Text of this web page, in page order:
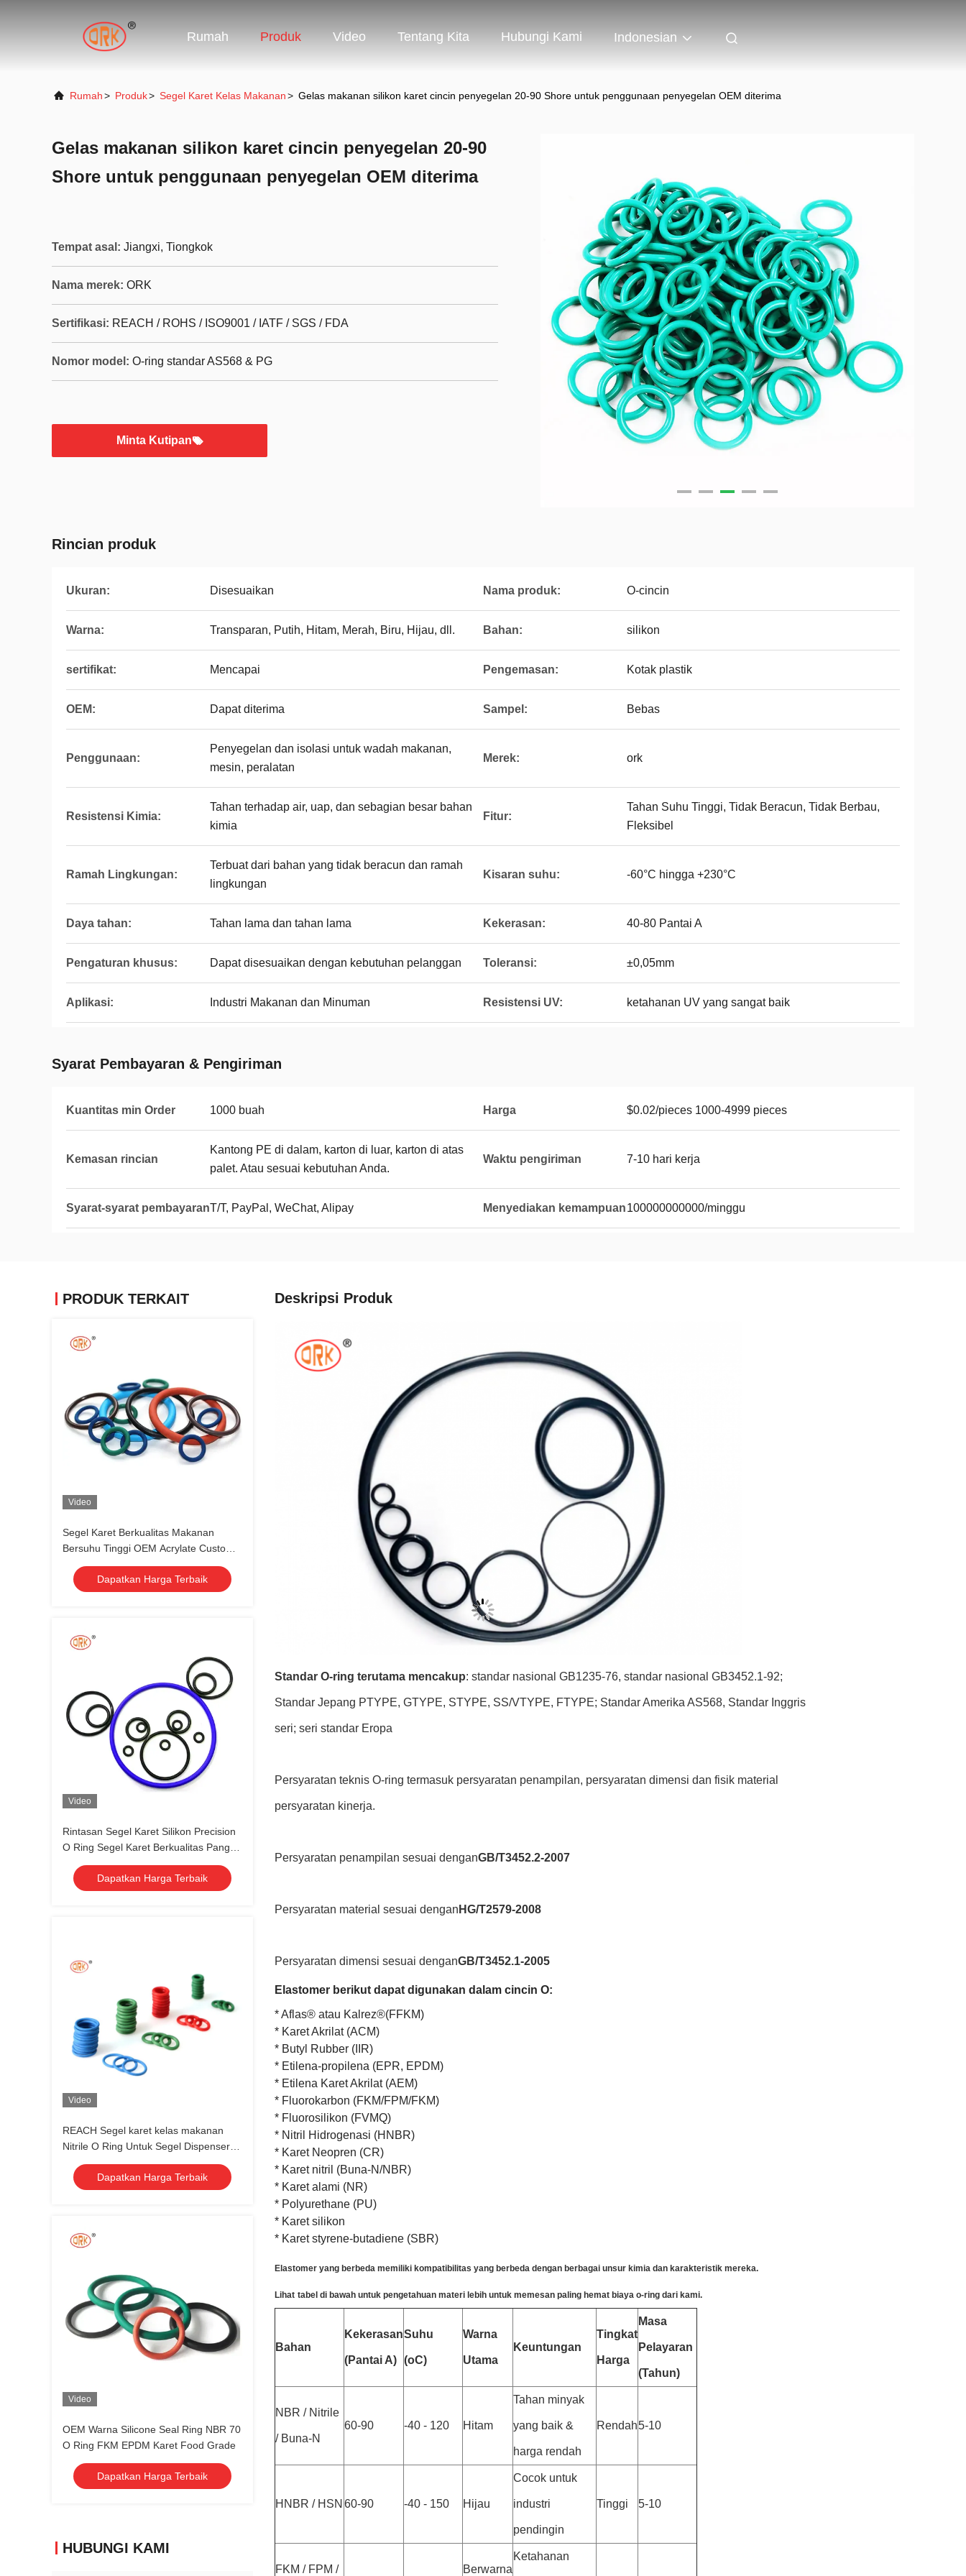
Rumah Produk Video Tentang Kita Hubungi Kami Indonesian
Rumah> Produk> Segel Karet Kelas Makanan> Gelas makanan silikon karet cincin penyegelan 20-90 Shore untuk penggunaan penyegelan OEM diterima
Gelas makanan silikon karet cincin penyegelan 20-90
Shore untuk penggunaan penyegelan OEM diterima
Tempat asal: Jiangxi, Tiongkok
Nama merek: ORK
Sertifikasi: REACH / ROHS / ISO9001 / IATF / SGS / FDA
Nomor model: O-ring standar AS568 & PG
Minta Kutipan
Rincian produk
Ukuran: Disesuaikan Nama produk: O-cincin
Warna: Transparan, Putih, Hitam, Merah, Biru, Hijau, dll. Bahan: silikon
sertifikat: Mencapai Pengemasan: Kotak plastik
OEM: Dapat diterima Sampel: Bebas
Penggunaan:
Penyegelan dan isolasi untuk wadah makanan,
mesin, peralatan
Merek: ork
Resistensi Kimia:
Tahan terhadap air, uap, dan sebagian besar bahan
kimia
Fitur:
Tahan Suhu Tinggi, Tidak Beracun, Tidak Berbau,
Fleksibel
Ramah Lingkungan:
Terbuat dari bahan yang tidak beracun dan ramah
lingkungan
Kisaran suhu: -60°C hingga +230°C
Daya tahan: Tahan lama dan tahan lama Kekerasan: 40-80 Pantai A
Pengaturan khusus: Dapat disesuaikan dengan kebutuhan pelanggan Toleransi: ±0,05mm
Aplikasi: Industri Makanan dan Minuman Resistensi UV: ketahanan UV yang sangat baik
Syarat Pembayaran & Pengiriman
Kuantitas min Order 1000 buah Harga $0.02/pieces 1000-4999 pieces
Kemasan rincian
Kantong PE di dalam, karton di luar, karton di atas
palet. Atau sesuai kebutuhan Anda.
Waktu pengiriman 7-10 hari kerja
Syarat-syarat pembayaranT/T, PayPal, WeChat, Alipay Menyediakan kemampuan100000000000/minggu
PRODUK TERKAIT
Video
Segel Karet Berkualitas Makanan
Bersuhu Tinggi OEM Acrylate Custom
Karet Cincin FKM
Dapatkan Harga Terbaik
Video
Rintasan Segel Karet Silikon Precision
O Ring Segel Karet Berkualitas Pangan
NBR FFKM FKM EPDM
Dapatkan Harga Terbaik
Video
REACH Segel karet kelas makanan
Nitrile O Ring Untuk Segel Dispenser
Dapatkan Harga Terbaik
Video
OEM Warna Silicone Seal Ring NBR 70
O Ring FKM EPDM Karet Food Grade
Dapatkan Harga Terbaik
HUBUNGI KAMI
Deskripsi Produk
Standar O-ring terutama mencakup: standar nasional GB1235-76, standar nasional GB3452.1-92;
Standar Jepang PTYPE, GTYPE, STYPE, SS/VTYPE, FTYPE; Standar Amerika AS568, Standar Inggris
seri; seri standar Eropa
Persyaratan teknis O-ring termasuk persyaratan penampilan, persyaratan dimensi dan fisik material
persyaratan kinerja.
Persyaratan penampilan sesuai denganGB/T3452.2-2007
Persyaratan material sesuai dengan HG/T2579-2008
Persyaratan dimensi sesuai denganGB/T3452.1-2005
Elastomer berikut dapat digunakan dalam cincin O:
* Aflas® atau Kalrez®(FFKM)
* Karet Akrilat (ACM)
* Butyl Rubber (IIR)
* Etilena-propilena (EPR, EPDM)
* Etilena Karet Akrilat (AEM)
* Fluorokarbon (FKM/FPM/FKM)
* Fluorosilikon (FVMQ)
* Nitril Hidrogenasi (HNBR)
* Karet Neopren (CR)
* Karet nitril (Buna-N/NBR)
* Karet alami (NR)
* Polyurethane (PU)
* Karet silikon
* Karet styrene-butadiene (SBR)
Elastomer yang berbeda memiliki kompatibilitas yang berbeda dengan berbagai unsur kimia dan karakteristik mereka.
Lihat tabel di bawah untuk pengetahuan materi lebih untuk memesan paling hemat biaya o-ring dari kami.
Bahan
Kekerasan
(Pantai A)
Suhu
(oC)
Warna
Utama
Keuntungan
Tingkat
Harga
Masa
Pelayaran
(Tahun)
NBR / Nitrile
/ Buna-N
60-90 -40 - 120 Hitam
Tahan minyak
yang baik &
harga rendah
Rendah5-10
HNBR / HSN 60-90 -40 - 150 Hijau
Cocok untuk
industri
pendingin
Tinggi 5-10
FKM / FPM / Berwarna
Ketahanan